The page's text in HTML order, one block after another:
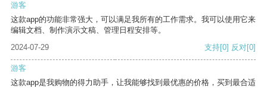
游客
这款app的功能非常强大，可以满足我所有的工作需求。我可以使用它来
编辑文档、制作演示文稿、管理日程安排等。
2024-07-29
支持[0] 反对[0]
游客
这款app是我购物的得力助手，让我能够找到最优惠的价格，买到最合适